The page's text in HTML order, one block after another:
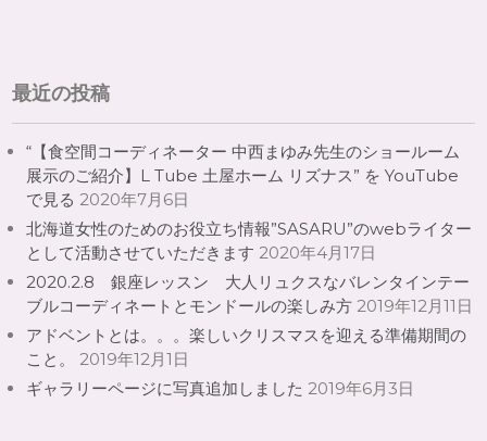
最近の投稿
“【食空間コーディネーター 中西まゆみ先生のショールーム
展示のご紹介】L Tube 土屋ホーム リズナス” を YouTube
で見る 2020年7月6日
北海道女性のためのお役立ち情報”SASARU”のwebライター
として活動させていただきます 2020年4月17日
2020.2.8 銀座レッスン 大人リュクスなバレンタインテー
ブルコーディネートとモンドールの楽しみ方 2019年12月11日
アドベントとは。。。楽しいクリスマスを迎える準備期間の
こと。
2019年12月1日
ギャラリーページに写真追加しました 2019年6月3日